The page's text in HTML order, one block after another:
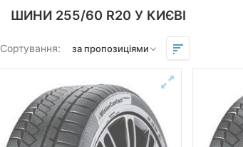
ШИНИ 255/60 R20 У КИЄВІ
Сортування: